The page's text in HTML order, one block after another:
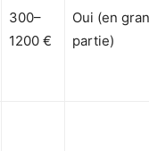
300–
1200 €
Oui (en
partie)